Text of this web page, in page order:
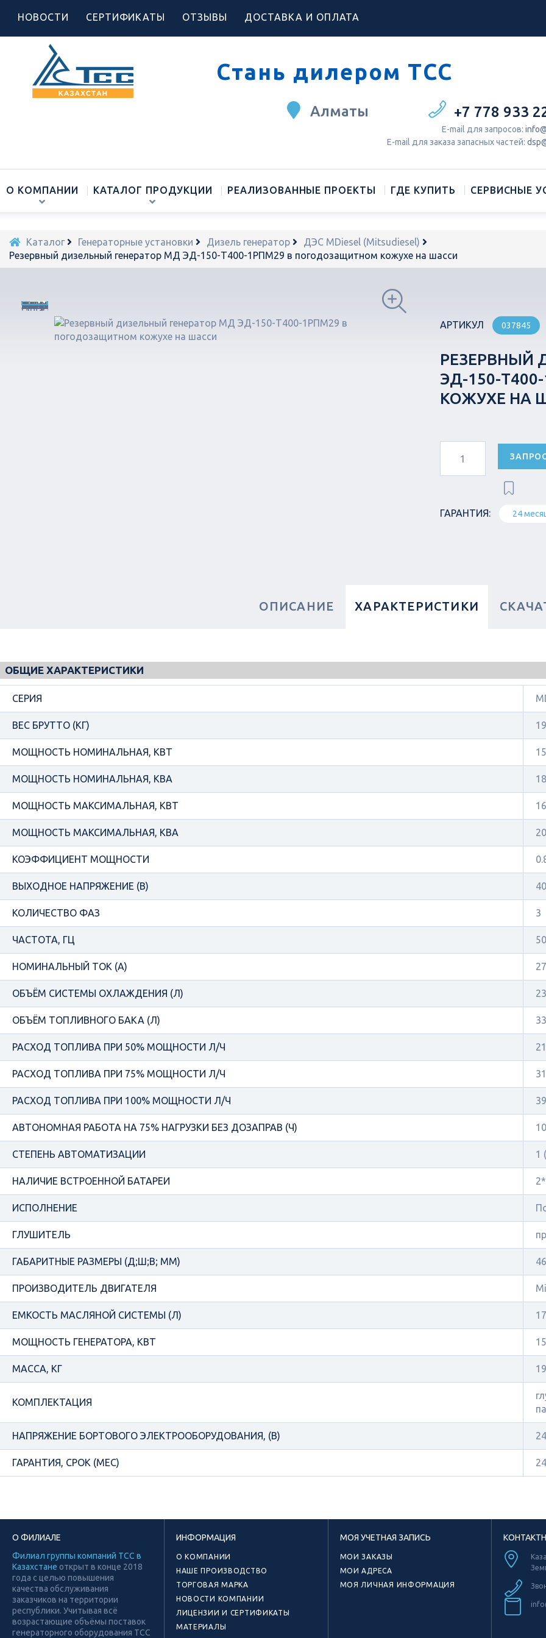
НОВОСТИ СЕРТИФИКАТЫ ОТЗЫВЫ ДОСТАВКА И ОПЛАТА
Стань дилером ТСС
+7 778 933
Е-mail для запросов:
Е-mail для заказа запасных частей:
Алматы
О КОМПАНИИ КАТАЛОГ ПРОДУКЦИИ РЕАЛИЗОВАННЫЕ ПРОЕКТЫ ГДЕ КУПИТЬ СЕРВИСНЫЕ
Каталог Генераторные установки Дизель генератор
ДЭС MDiesel (Mitsudiesel)
Резервный дизельный генератор МД ЭД-150-Т400-1РПМ29 в погодозащитном кожухе на шасси
АРТИКУЛ 037845
РЕЗЕРВНЫЙ
ЭД-150-
КОЖУХЕ НА
ГАРАНТИЯ: 24
ОПИСАНИЕ ХАРАКТЕРИСТИКИ
ОБЩИЕ ХАРАКТЕРИСТИКИ
СЕРИЯ
ВЕС БРУТТО (КГ)
МОЩНОСТЬ НОМИНАЛЬНАЯ, КВТ
МОЩНОСТЬ НОМИНАЛЬНАЯ, КВА
МОЩНОСТЬ МАКСИМАЛЬНАЯ, КВТ
МОЩНОСТЬ МАКСИМАЛЬНАЯ, КВА
КОЭФФИЦИЕНТ МОЩНОСТИ
ВЫХОДНОЕ НАПРЯЖЕНИЕ (В)
КОЛИЧЕСТВО ФАЗ 3
ЧАСТОТА, ГЦ 50
НОМИНАЛЬНЫЙ ТОК (А)
ОБЪЁМ СИСТЕМЫ ОХЛАЖДЕНИЯ (Л) 23
ОБЪЁМ ТОПЛИВНОГО БАКА (Л)
РАСХОД ТОПЛИВА ПРИ 50% МОЩНОСТИ Л/Ч
РАСХОД ТОПЛИВА ПРИ 75% МОЩНОСТИ Л/Ч 31
РАСХОД ТОПЛИВА ПРИ 100% МОЩНОСТИ Л/Ч
АВТОНОМНАЯ РАБОТА НА 75% НАГРУЗКИ БЕЗ ДОЗАПРАВ (Ч)
СТЕПЕНЬ АВТОМАТИЗАЦИИ 1
НАЛИЧИЕ ВСТРОЕННОЙ БАТАРЕИ
ИСПОЛНЕНИЕ
ГЛУШИТЕЛЬ
ГАБАРИТНЫЕ РАЗМЕРЫ (Д;Ш;В; ММ)
ПРОИЗВОДИТЕЛЬ ДВИГАТЕЛЯ
ЕМКОСТЬ МАСЛЯНОЙ СИСТЕМЫ (Л) 17
МОЩНОСТЬ ГЕНЕРАТОРА, КВТ
МАССА, КГ
КОМПЛЕКТАЦИЯ
НАПРЯЖЕНИЕ БОРТОВОГО ЭЛЕКТРООБОРУДОВАНИЯ, (В) 24
ГАРАНТИЯ, СРОК (МЕС)
О ФИЛИАЛЕ
Филиал группы компаний ТСС в
Казахстане открыт в конце 2018
года с целью повышения
качества обслуживания
заказчиков на территории
республики. Учитывая всё
возрастающие объёмы поставок
генераторного оборудования ТСС
ИНФОРМАЦИЯ
О КОМПАНИИ
НАШЕ ПРОИЗВОДСТВО
ТОРГОВАЯ МАРКА
НОВОСТИ КОМПАНИИ
ЛИЦЕНЗИИ И СЕРТИФИКАТЫ
МАТЕРИАЛЫ
МОЯ УЧЕТНАЯ ЗАПИСЬ
МОИ ЗАКАЗЫ
МОИ АДРЕСА
МОЯ ЛИЧНАЯ ИНФОРМАЦИЯ